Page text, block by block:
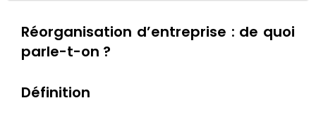
Réorganisation d’entreprise : de quoi
parle-t-on ?
Définition